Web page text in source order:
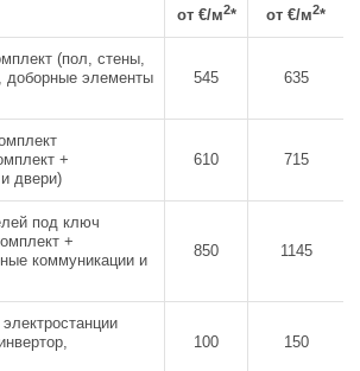
от €/м2*
от €/м2*
(пол, стены,
доборные элементы
545 635
+
двери)
610 715
под ключ
+
коммуникации и
850 1145
100 150